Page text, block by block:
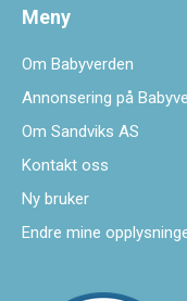
Meny
Om Babyverden
Annonsering på
Om Sandviks AS
Kontakt oss
Ny bruker
Endre mine